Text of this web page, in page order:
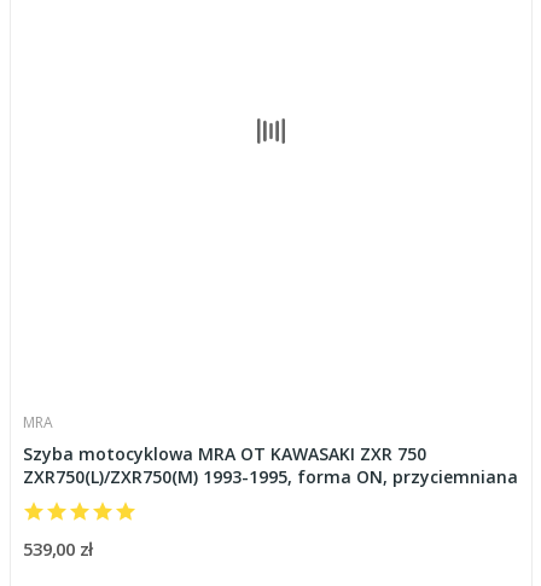
MRA
Szyba motocyklowa MRA OT KAWASAKI ZXR 750
ZXR750(L)/ZXR750(M) 1993-1995, forma ON, przyciemniana
539,00 zł